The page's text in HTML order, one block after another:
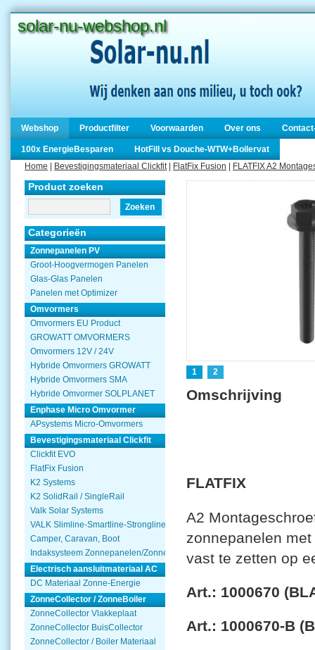
solar-nu-webshop.nl
Webshop Productfilter Voorwaarden Over ons
100x EnergieBesparen
HotFill vs Douche-WTW+Boilervat
Home
Bevestigingsmateriaal Clickfit| FlatFix Fusion FLATFIX A2
Product zoeken
Zoeken
Categorieën
Zonnepanelen PV
Groot-Hoogvermogen Panelen
Glas-Glas Panelen
Panelen met Optimizer
Omvormers
Omvormers EU Product
GROWATT OMVORMERS
Omvormers 12V / 24V
Hybride Omvormers GROWATT
Hybride Omvormers SMA
Hybride Omvormer SOLPLANET
Enphase Micro Omvormer
APsystems Micro-Omvormers
Bevestigingsmateriaal Clickfit
Clickfit EVO
FlatFix Fusion
K2 Systems
K2 SolidRail / SingleRail
Valk Solar Systems
VALK Slimline-Smartline-Strongline
Camper, Caravan, Boot
Indaksysteem Zonnepanelen/Zonnecollector
Electrisch aansluitmateriaal AC
DC Materiaal Zonne-Energie
ZonneCollector / ZonneBoiler
ZonneCollector Vlakkeplaat
ZonneCollector BuisCollector
ZonneCollector / Boiler Materiaal
1 2
Omschrijving
FLATFIX
A2
zonnepanelen
vast te zetten op
Art.: 1000670
Art.: 1000670-B